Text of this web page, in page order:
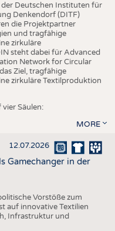
Deutschen Instituten für
Denkendorf (DITF)
die Projektpartner
und tragfähige
zirkuläre
steht dabei für Advanced
Network for Circular
Ziel, tragfähige
zirkuläre Textilproduktion
Säulen:
MORE
12.07.2026
Gamechanger in der
Vorstöße zum
auf innovative Textilien
Infrastruktur und